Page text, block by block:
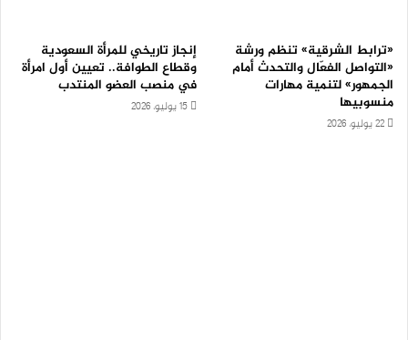
«ترابط الشرقية» تنظم ورشة
«التواصل الفعّال والتحدث أمام
الجمهور» لتنمية مهارات
منسوبيها
22 يوليو، 2026
إنجاز تاريخي للمرأة السعودية
وقطاع الطوافة.. تعيين أول امرأة
في منصب العضو المنتدب
15 يوليو، 2026